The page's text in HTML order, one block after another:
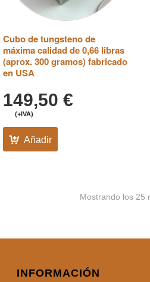
Cubo de tungsteno de
máxima calidad de 0,66 libras
(aprox. 300 gramos) fabricado
en USA
149,50 €
(+IVA)
Añadir
Mostrando los 25
INFORMACIÓN